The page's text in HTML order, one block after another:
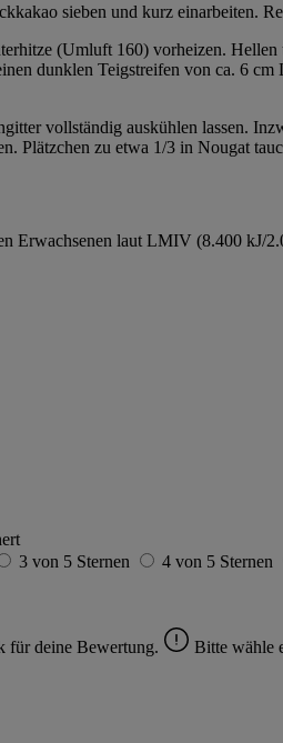
sieben und kurz einarbeiten.
(Umluft 160) vorheizen.
dunklen Teigstreifen von ca. 6
vollständig auskühlen lassen.
Plätzchen zu etwa 1/3 in Nougat
Erwachsenen laut LMIV (8.400 kJ/
3 von 5 Sternen 4 von 5 Sternen
für deine Bewertung. Bitte wähle